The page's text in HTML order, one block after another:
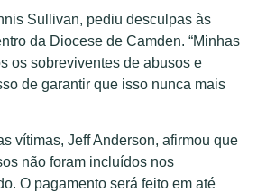
Sullivan, pediu desculpas às
da Diocese de Camden. “Minhas
os sobreviventes de abusos e
de garantir que isso nunca mais
vítimas, Jeff Anderson, afirmou que
não foram incluídos nos
O pagamento será feito em até